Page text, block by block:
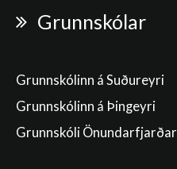
Grunnskólar
Grunnskólinn á Suðureyri
Grunnskólinn á Þingeyri
Grunnskóli Önundarfjarðar